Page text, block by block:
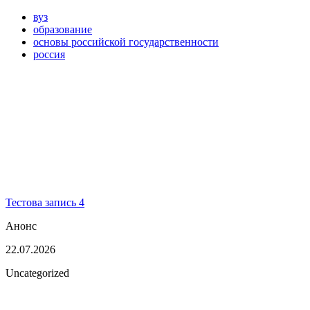
вуз
образование
основы российской государственности
россия
Тестова запись 4
Анонс
22.07.2026
Uncategorized